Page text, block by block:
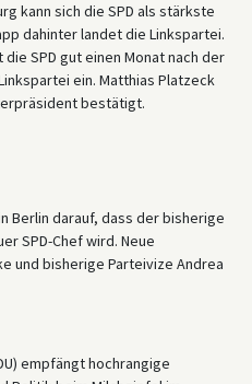
kann sich die SPD als stärkste
dahinter landet die Linkspartei.
SPD gut einen Monat nach der
ein. Matthias Platzeck
bestätigt.
Berlin darauf, dass der bisherige
SPD-Chef wird. Neue
und bisherige Parteivize Andrea
empfängt hochrangige